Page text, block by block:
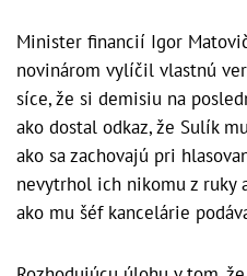
Minister financií Igor
novinárom vylíčil vlastnú
síce, že si demisiu na
ako dostal odkaz, že Sulík
ako sa zachovajú pri
nevytrhol ich nikomu z ruky
ako mu šéf kancelárie